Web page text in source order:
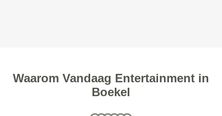
Waarom Vandaag Entertainment in
Boekel